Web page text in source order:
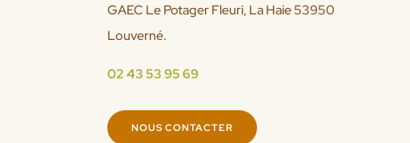
GAEC Le Potager Fleuri, La Haie 53950
Louverné.
02 43 53 95 69
NOUS CONTACTER